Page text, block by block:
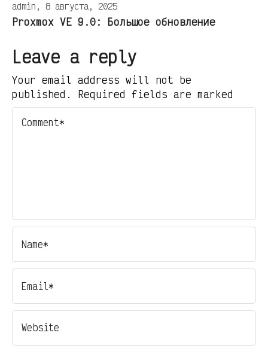
admin, 8 августа, 2025
Proxmox VE 9.0: Большое обновление
Leave a reply
Your email address will not be
published. Required fields are marked